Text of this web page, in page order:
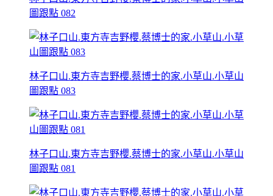
圖跟點 082
林子口山.東方寺吉野櫻.蔡博士的家.小草山.小草山
圖跟點 083
林子口山.東方寺吉野櫻.蔡博士的家.小草山.小草山
圖跟點 081